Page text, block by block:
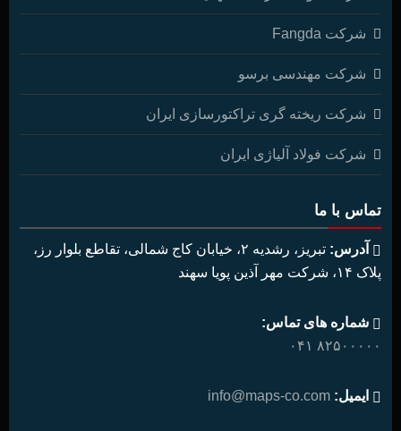
شرکت Fangda
شرکت مهندسی برسو
شرکت ریخته گری تراکتورسازی ایران
شرکت فولاد آلیاژی ایران
تماس با ما
آدرس:
تبریز، رشدیه ۲، خیابان کاج شمالی، تقاطع بلوار رز،
پلاک ۱۴، شرکت مهر آذین پویا سهند
شماره های تماس:
۸۲۵۰۰۰۰۰ ۰۴۱
ایمیل: info@maps-co.com